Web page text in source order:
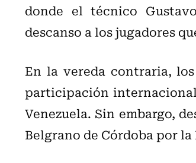
donde el técnico
descanso a los jugadores
En la vereda contraria,
participación
Venezuela. Sin embargo,
Belgrano de Córdoba por